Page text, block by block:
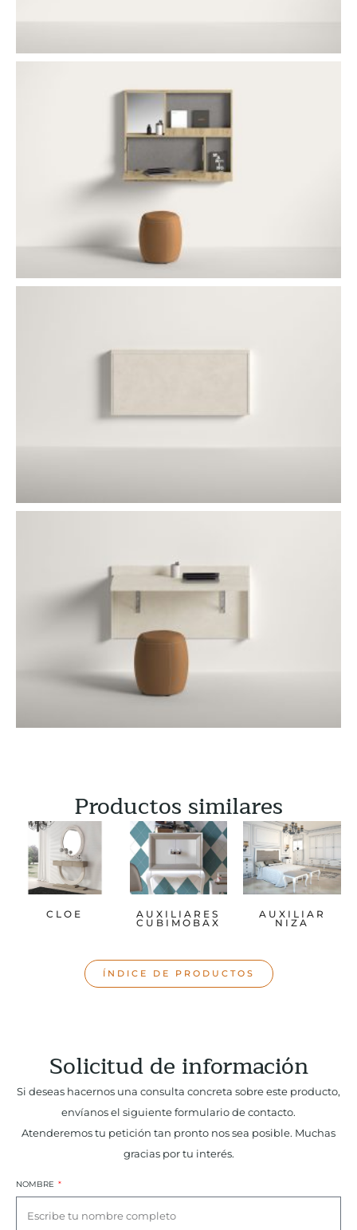
Productos similares
CLOE AUXILIARES
CUBIMOBAX
AUXILIAR
NIZA
ÍNDICE DE PRODUCTOS
Solicitud de información
Si deseas hacernos una consulta concreta sobre este producto,
envíanos el siguiente formulario de contacto.
Atenderemos tu petición tan pronto nos sea posible. Muchas
gracias por tu interés.
NOMBRE